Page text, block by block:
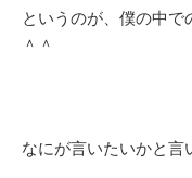
というのが、僕の中
＾＾
なにが言いたいかと言